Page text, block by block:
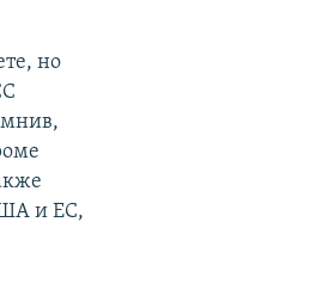
но
и ЕС,